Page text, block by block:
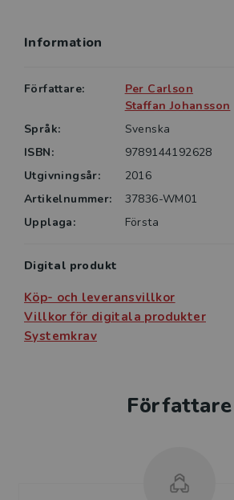
Information
Författare:
Per Carlson
Staffan Johansson
Språk:
Svenska
ISBN:
9789144192628
Utgivningsår:
2016
Artikelnummer:
37836-WM01
Upplaga:
Första
Digital produkt
Köp- och leveransvillkor
Villkor för digitala produkter
Systemkrav
Författare